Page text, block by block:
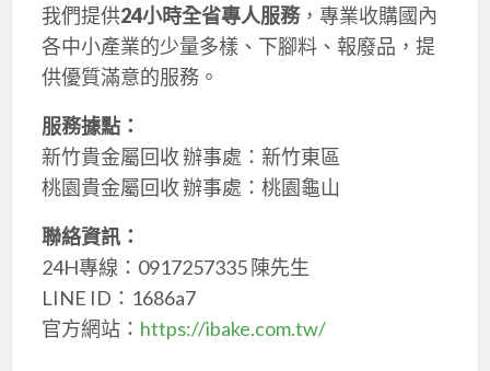
我們提供24小時全省專人服務，專業收購國內
各中小產業的少量多樣、下腳料、報廢品，提
供優質滿意的服務。
服務據點：
新竹貴金屬回收 辦事處：新竹東區
桃園貴金屬回收 辦事處：桃園龜山
聯絡資訊：
24H專線：0917257335 陳先生
LINE ID：1686a7
官方網站： https://ibake.com.tw/